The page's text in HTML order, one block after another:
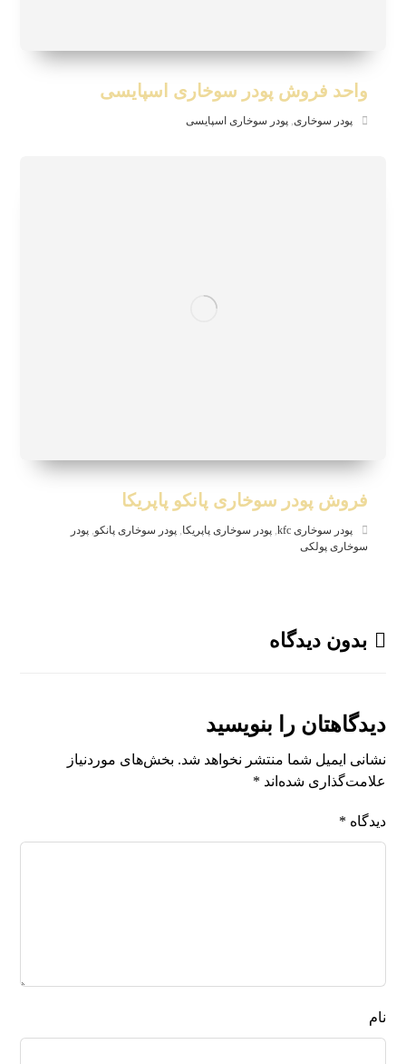
واحد فروش پودر سوخاری اسپایسی
پودر سوخاری,پودر سوخاری اسپایسی
فروش پودر سوخاری پانکو پاپریکا
پودر سوخاری kfc ,پودر سوخاری پاپریکا,پودر سوخاری پانکو,پودر
سوخاری پولکی
بدون دیدگاه
دیدگاهتان را بنویسید
نشانی ایمیل شما منتشر نخواهد شد. بخش‌های موردنیاز
علامت‌گذاری شده‌اند *
دیدگاه *
نام